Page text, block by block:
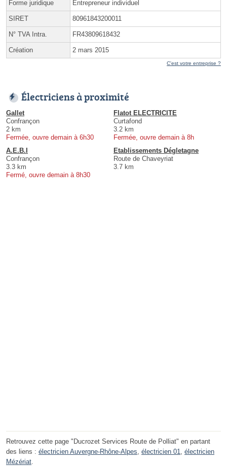
Forme juridique Entrepreneur individuel
SIRET 80961843200011
N° TVA Intra. FR43809618432
Création 2 mars 2015
C'est votre entreprise ?
Électriciens à proximité
Gallet
Confrançon
2 km
Fermée, ouvre demain à 6h30
Flatot ELECTRICITE
Curtafond
3.2 km
Fermée, ouvre demain à 8h
A.E.B.I
Confrançon
3.3 km
Fermé, ouvre demain à 8h30
Etablissements Dégletagne
Route de Chaveyriat
3.7 km
Retrouvez cette page "Ducrozet Services Route de Polliat" en partant
des liens : électricien Auvergne-Rhône-Alpes, électricien 01, électricien
Mézériat.